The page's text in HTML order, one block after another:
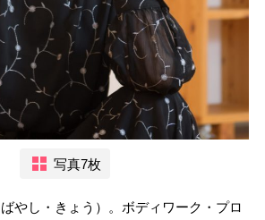
写真7枚
やし・きょう）。ボディワーク・プロ